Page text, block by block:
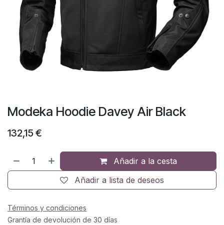
Modeka Hoodie Davey Air Black
132,15 €
Añadir a la cesta
Añadir a lista de deseos
Términos y condiciones
Grantía de devolución de 30 días